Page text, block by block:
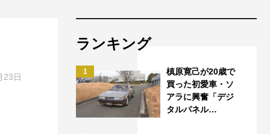
23日
ランキング
1
槙原寛己が20歳で
買った初愛車・ソ
アラに興奮「デジ
タルパネル…